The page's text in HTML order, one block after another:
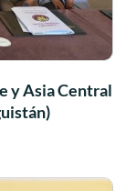
y Asia Central